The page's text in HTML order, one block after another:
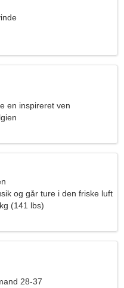
en inspireret ven
og går ture i den friske luft
(141 lbs)
28-37